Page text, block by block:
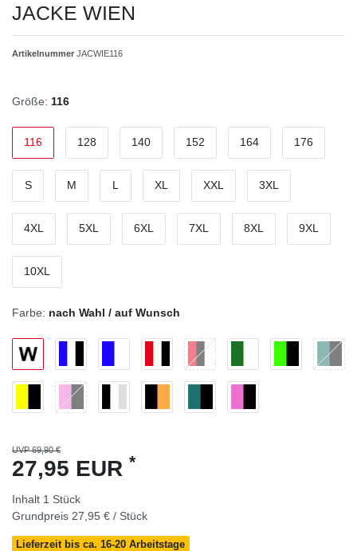
JACKE WIEN
Artikelnummer JACWIE116
Größe: 116
116 128 140 152 164 176
S M L XL XXL 3XL
4XL 5XL 6XL 7XL 8XL 9XL
10XL
Farbe: nach Wahl / auf Wunsch
UVP 69,90 €
27,95 EUR *
Inhalt 1 Stück
Grundpreis 27,95 € / Stück
Lieferzeit bis ca. 16-20 Arbeitstage